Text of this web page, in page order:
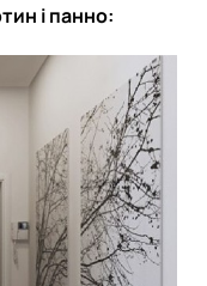
і панно: